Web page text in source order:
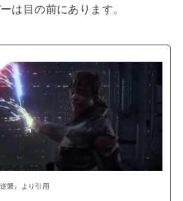
は目の前にあります。
襲』より引用